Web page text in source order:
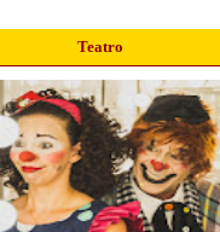
Teatro